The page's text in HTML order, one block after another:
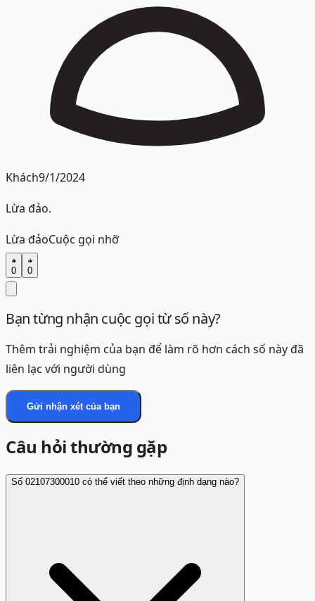
Khách9/1/2024
Lừa đảo.
Lừa đảoCuộc gọi nhỡ
0 0
Bạn từng nhận cuộc gọi từ số này?
Thêm trải nghiệm của bạn để làm rõ hơn cách số này đã
liên lạc với người dùng
Gửi nhận xét của bạn
Câu hỏi thường gặp
Số 02107300010 có thể viết theo những định dạng nào?